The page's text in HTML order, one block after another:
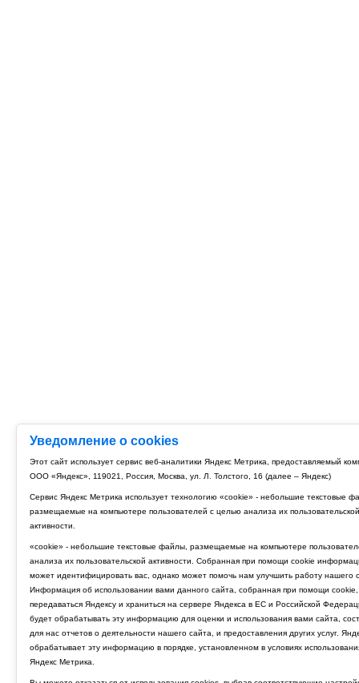
Уведомление о cookies
Этот сайт использует сервис веб-аналитики Яндекс Метрика, предоставляемый
ООО «Яндекс», 119021, Россия, Москва, ул. Л. Толстого, 16 (далее – Яндекс)
Сервис Яндекс Метрика использует технологию «cookie» - небольшие текстовые
размещаемые на компьютере пользователей с целью анализа их пользовательской
активности.
«cookie» - небольшие текстовые файлы, размещаемые на компьютере
анализа их пользовательской активности. Собранная при помощи cookie
может идентифицировать вас, однако может помочь нам улучшить работу нашего
Информация об использовании вами данного сайта, собранная при помощи cookie,
передаваться Яндексу и храниться на сервере Яндекса в ЕС и Российской
будет обрабатывать эту информацию для оценки и использования вами сайта,
для нас отчетов о деятельности нашего сайта, и предоставления других услуг.
обрабатывает эту информацию в порядке, установленном в условиях
Яндекс Метрика.